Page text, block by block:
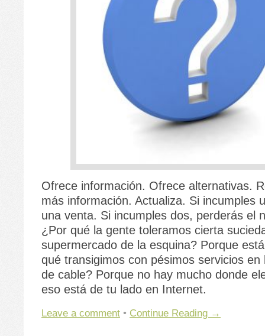
Ofrece información. Ofrece alternativas.
más información. Actualiza. Si incumples
una venta. Si incumples dos, perderás el
¿Por qué la gente toleramos cierta
supermercado de la esquina? Porque
qué transigimos con pésimos servicios en
de cable? Porque no hay mucho donde
eso está de tu lado en Internet.
Leave a comment • Continue Reading →